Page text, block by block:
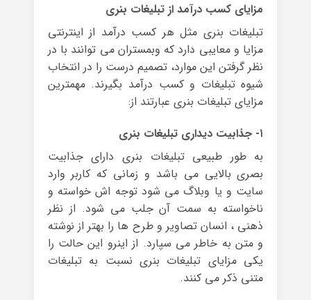
مزایای کسب درآمد از تبلیغات بنری
تبلیغات بنری مثل هر کسب درآمد از اینترنتی
مزایا و معایبی دارد که وبمستران می توانند با در
نظر گرفتن این موارد، تصمیم درست را در انتخاب
شیوه تبلیغات و کسب درآمد بگیرند. مهمترین
مزایای تبلیغات بنری عبارتند از:
۱- جذابیت دیداری تبلیغات بنری
به طور طبیعی تبلیغات بنری دارای جذابیت
بصری بالایی می باشد و زمانی که کاربر وارد
سایت و یا وبلاگ می شود توجه اش خواسته و
ناخواسته به سمت آن جلب می شود. از نظر
ذهنی ، انسان تصاویر و طرح ها را بهتر از نوشته
و متن به خاطر می سپارد. از اینرو این حالت را
یکی مزایای تبلیغات بنری نسبت به تبلیغات
متنی ذکر می کنند.